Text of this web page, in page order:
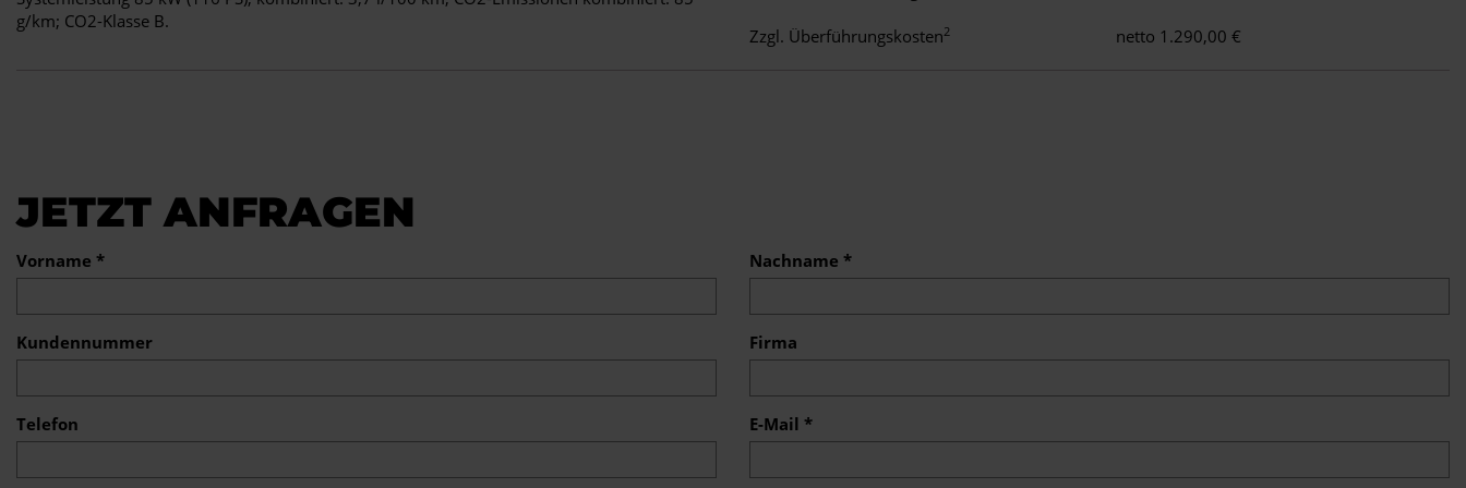
g/km; CO2-Klasse B.
Zzgl. Überführungskosten2 netto 1.290,00 €
JETZT ANFRAGEN
Vorname * Nachname *
Kundennummer Firma
Telefon E-Mail *